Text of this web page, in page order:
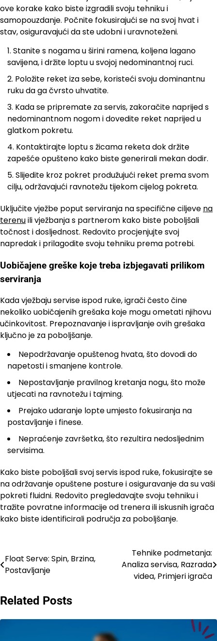
ove korake kako biste izgradili svoju tehniku i
samopouzdanje. Počnite fokusirajući se na svoj hvat i
stav, osiguravajući da ste udobni i uravnoteženi.
Stanite s nogama u širini ramena, koljena lagano
savijena, i držite loptu u svojoj nedominantnoj ruci.
Položite reket iza sebe, koristeći svoju dominantnu
ruku da ga čvrsto uhvatite.
Kada se pripremate za servis, zakoračite naprijed s
nedominantnom nogom i dovedite reket naprijed u
glatkom pokretu.
Kontaktirajte loptu s žicama reketa dok držite
zapešće opušteno kako biste generirali mekan dodir.
Slijedite kroz pokret produžujući reket prema svom
cilju, održavajući ravnotežu tijekom cijelog pokreta.
Uključite vježbe poput serviranja na specifične ciljeve na
terenuili vježbanja s partnerom kako biste poboljšali
točnost i dosljednost. Redovito procjenjujte svoj
napredak i prilagodite svoju tehniku prema potrebi.
Uobičajene greške koje treba izbjegavati prilikom
serviranja
Kada vježbaju servise ispod ruke, igrači često čine
nekoliko uobičajenih grešaka koje mogu ometati njihovu
učinkovitost. Prepoznavanje i ispravljanje ovih grešaka
ključno je za poboljšanje.
Nepodržavanje opuštenog hvata, što dovodi do
napetosti i smanjene kontrole.
Nepostavljanje pravilnog kretanja nogu, što može
utjecati na ravnotežu i tajming.
Prejako udaranje lopte umjesto fokusiranja na
postavljanje i finese.
Nepraćenje završetka, što rezultira nedosljednim
servisima.
Kako biste poboljšali svoj servis ispod ruke, fokusirajte se
na održavanje opuštene posture i osiguravanje da su vaši
pokreti fluidni. Redovito pregledavajte svoju tehniku i
tražite povratne informacije od trenera ili iskusnih igrača
kako biste identificirali područja za poboljšanje.
Post
navigation
Float Serve: Spin, Brzina,
Postavljanje
Tehnike podmetanja:
Analiza servisa, Razrada
videa, Primjeri igrača
Related Posts